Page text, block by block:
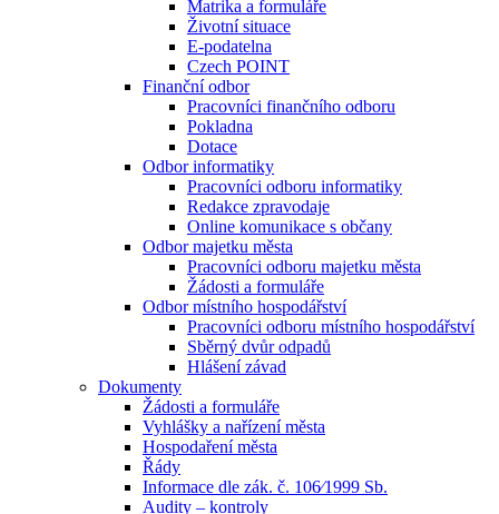
Matrika a formuláře
Životní situace
E-podatelna
Czech POINT
Finanční odbor
Pracovníci finančního odboru
Pokladna
Dotace
Odbor informatiky
Pracovníci odboru informatiky
Redakce zpravodaje
Online komunikace s občany
Odbor majetku města
Pracovníci odboru majetku města
Žádosti a formuláře
Odbor místního hospodářství
Pracovníci odboru místního hospodářství
Sběrný dvůr odpadů
Hlášení závad
Dokumenty
Žádosti a formuláře
Vyhlášky a nařízení města
Hospodaření města
Řády
Informace dle zák. č. 106⁄1999 Sb.
Audity – kontroly